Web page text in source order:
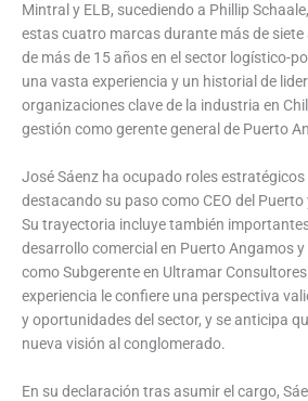
Mintral y ELB, sucediendo a Phillip
estas cuatro marcas durante más de siete
de más de 15 años en el sector logístico-
una vasta experiencia y un historial de
organizaciones clave de la industria en
gestión como gerente general de Puerto
José Sáenz ha ocupado roles estratégicos
destacando su paso como CEO del Puerto
Su trayectoria incluye también
desarrollo comercial en Puerto Angamos
como Subgerente en Ultramar
experiencia le confiere una perspectiva
y oportunidades del sector, y se anticipa
nueva visión al conglomerado.
En su declaración tras asumir el cargo,